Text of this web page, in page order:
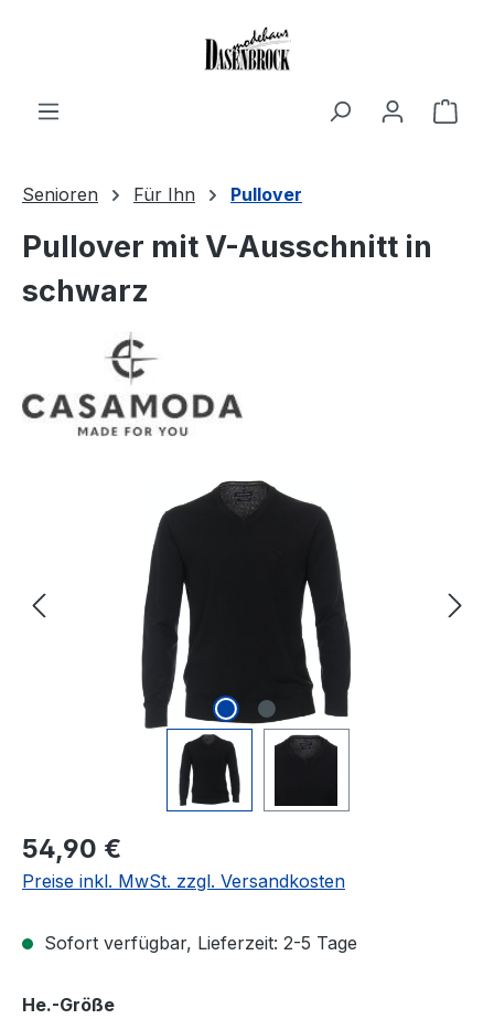
Senioren Für Ihn Pullover
Pullover mit V-Ausschnitt in
schwarz
Bildergalerie überspringen
Regulärer Preis:
54,90 €
Preise inkl. MwSt. zzgl. Versandkosten
Sofort verfügbar, Lieferzeit: 2-5 Tage
He.-Größeauswählen